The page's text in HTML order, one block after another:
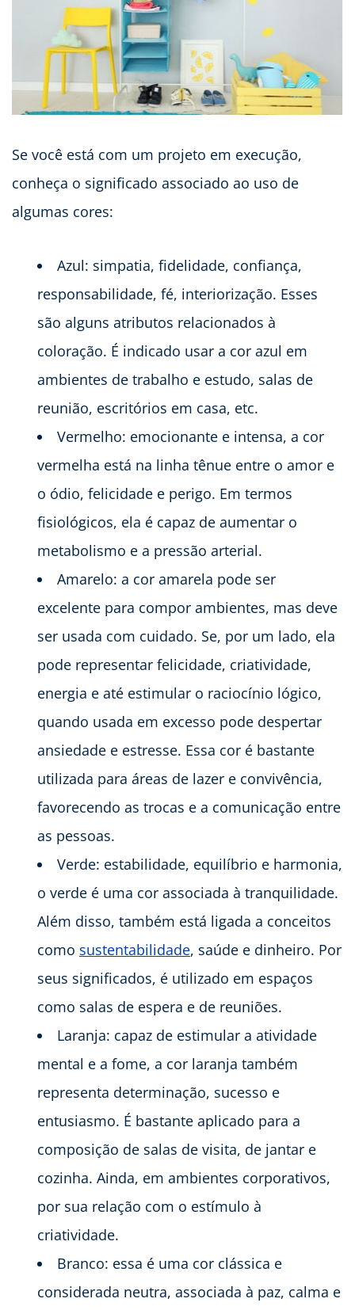
Se você está com um projeto em execução,
conheça o significado associado ao uso de
algumas cores:
Azul: simpatia, fidelidade, confiança,
responsabilidade, fé, interiorização. Esses
são alguns atributos relacionados à
coloração. É indicado usar a cor azul em
ambientes de trabalho e estudo, salas de
reunião, escritórios em casa, etc.
Vermelho: emocionante e intensa, a cor
vermelha está na linha tênue entre o amor e
o ódio, felicidade e perigo. Em termos
fisiológicos, ela é capaz de aumentar o
metabolismo e a pressão arterial.
Amarelo: a cor amarela pode ser
excelente para compor ambientes, mas deve
ser usada com cuidado. Se, por um lado, ela
pode representar felicidade, criatividade,
energia e até estimular o raciocínio lógico,
quando usada em excesso pode despertar
ansiedade e estresse. Essa cor é bastante
utilizada para áreas de lazer e convivência,
favorecendo as trocas e a comunicação entre
as pessoas.
Verde: estabilidade, equilíbrio e harmonia,
o verde é uma cor associada à tranquilidade.
Além disso, também está ligada a conceitos
como sustentabilidade, saúde e dinheiro. Por
seus significados, é utilizado em espaços
como salas de espera e de reuniões.
Laranja: capaz de estimular a atividade
mental e a fome, a cor laranja também
representa determinação, sucesso e
entusiasmo. É bastante aplicado para a
composição de salas de visita, de jantar e
cozinha. Ainda, em ambientes corporativos,
por sua relação com o estímulo à
criatividade.
Branco: essa é uma cor clássica e
considerada neutra, associada à paz, calma e